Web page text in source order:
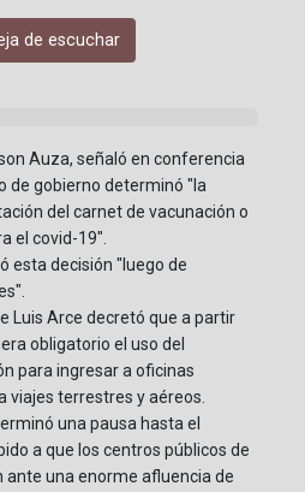
de escuchar
Auza, señaló en conferencia
de gobierno determinó "la
del carnet de vacunación o
el covid-19".
esta decisión "luego de
Luis Arce decretó que a partir
obligatorio el uso del
para ingresar a oficinas
viajes terrestres y aéreos.
una pausa hasta el
a que los centros públicos de
una enorme afluencia de